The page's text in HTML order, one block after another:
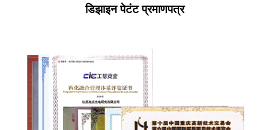
डिझाइन पेटंट प्रमाणपत्र